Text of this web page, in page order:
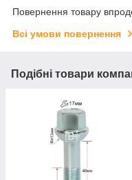
Повернення товару
Всі умови повернення
Подібні товари